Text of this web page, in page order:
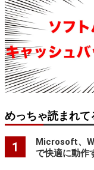
めっちゃ読まれ
1
Microsoft、
で快適に動作